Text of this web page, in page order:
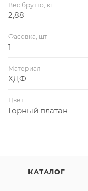
Вес брутто, кг
2,88
Фасовка, шт
1
Материал
ХДФ
Цвет
Горный платан
КАТАЛОГ